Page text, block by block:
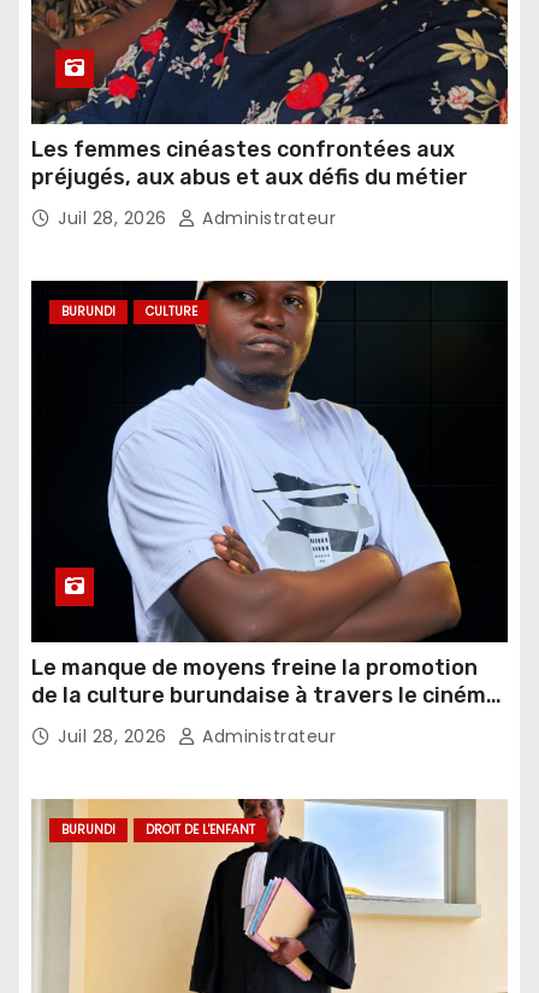
Les femmes cinéastes confrontées aux
préjugés, aux abus et aux défis du métier
Juil 28, 2026 Administrateur
BURUNDI CULTURE
Le manque de moyens freine la promotion
de la culture burundaise à travers le cinéma,
selon un réalisateur
Juil 28, 2026 Administrateur
BURUNDI DROIT DE L'ENFANT